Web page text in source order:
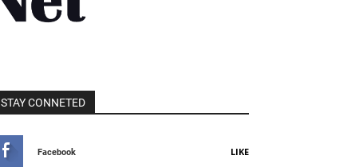
STAY CONNETED
Facebook LIKE